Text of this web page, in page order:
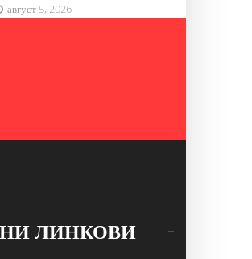
август 5, 2026
ЛИНКОВИ